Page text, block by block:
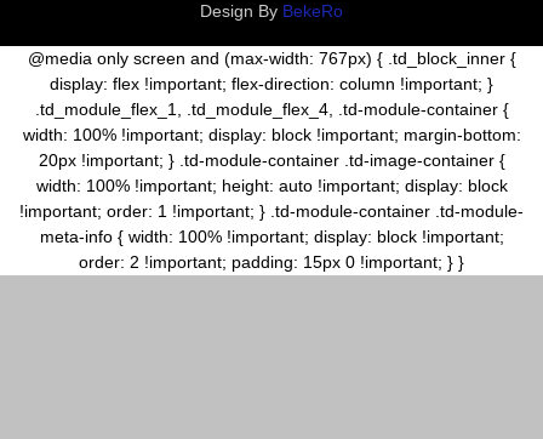
Design By BekeRo
@media only screen and (max-width: 767px) { .td_block_inner {
display: flex !important; flex-direction: column !important; }
.td_module_flex_1, .td_module_flex_4, .td-module-container {
width: 100% !important; display: block !important; margin-bottom:
20px !important; } .td-module-container .td-image-container {
width: 100% !important; height: auto !important; display: block
!important; order: 1 !important; } .td-module-container .td-module-
meta-info { width: 100% !important; display: block !important;
order: 2 !important; padding: 15px 0 !important; } }